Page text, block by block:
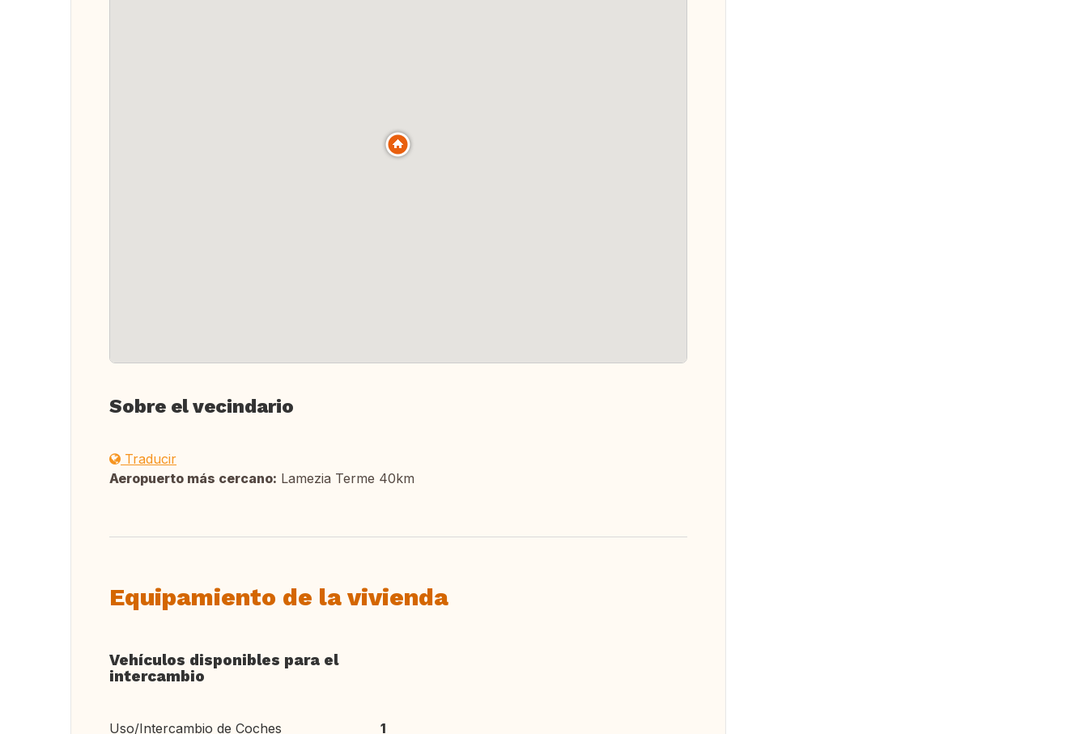
Sobre el vecindario
Traducir
Aeropuerto más cercano: Lamezia Terme 40km
Equipamiento de la vivienda
Vehículos disponibles para el
intercambio
Uso/Intercambio de Coches 1